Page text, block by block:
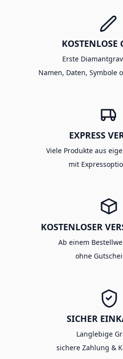
KOSTENLOSE
Erste
Namen, Daten, Symbole
EXPRESS
Viele Produkte aus
mit
KOSTENLOSER
Ab einem
ohne
SICHER
Langlebige
sichere Zahlung &